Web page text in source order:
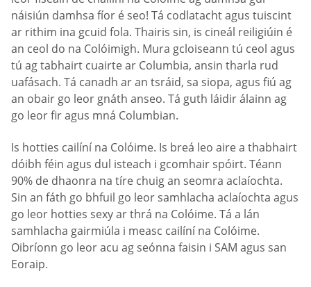
náisiún damhsa fíor é seo! Tá codlatacht agus tuiscint
ar rithim ina gcuid fola. Thairis sin, is cineál reiligiúin é
an ceol do na Colóimigh. Mura gcloiseann tú ceol agus
tú ag tabhairt cuairte ar Columbia, ansin tharla rud
uafásach. Tá canadh ar an tsráid, sa siopa, agus fiú ag
an obair go leor gnáth anseo. Tá guth láidir álainn ag
go leor fir agus mná Columbian.
Is hotties cailíní na Colóime. Is breá leo aire a thabhairt
dóibh féin agus dul isteach i gcomhair spóirt. Téann
90% de dhaonra na tíre chuig an seomra aclaíochta.
Sin an fáth go bhfuil go leor samhlacha aclaíochta agus
go leor hotties sexy ar thrá na Colóime. Tá a lán
samhlacha gairmiúla i measc cailíní na Colóime.
Oibríonn go leor acu ag seónna faisin i SAM agus san
Eoraip.